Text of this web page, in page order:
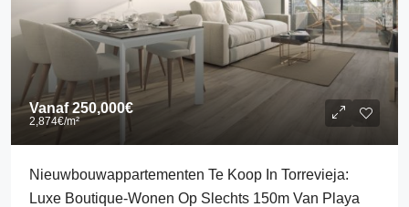
Vanaf250,000€
2,874€/m²
Nieuwbouwappartementen Te Koop In Torrevieja:
Luxe Boutique-Wonen Op Slechts 150m Van Playa